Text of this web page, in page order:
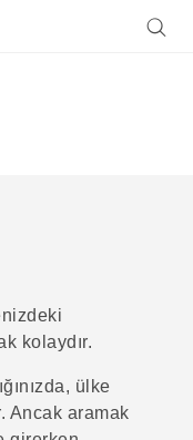
kolaydır.
ülke
Ancak aramak